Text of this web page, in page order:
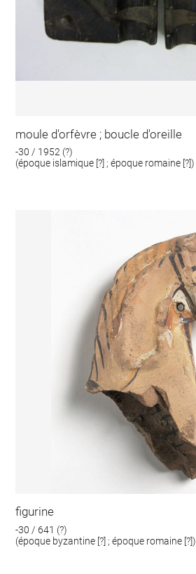
moule d'orfèvre ; boucle d'oreille
-30 / 1952 (?)
(époque islamique [?] ; époque romaine [?])
figurine
-30 / 641 (?)
(époque byzantine [?] ; époque romaine [?])